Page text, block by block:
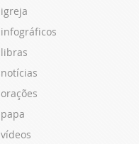
igreja
infográficos
libras
notícias
orações
papa
vídeos